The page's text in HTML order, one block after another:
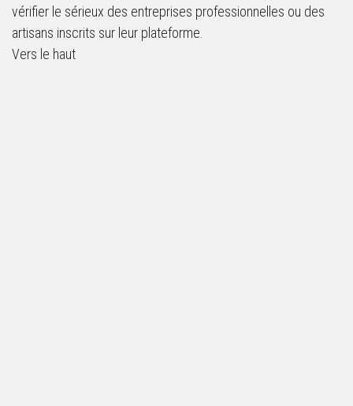
vérifier le sérieux des entreprises professionnelles ou des
artisans inscrits sur leur plateforme.
Vers le haut